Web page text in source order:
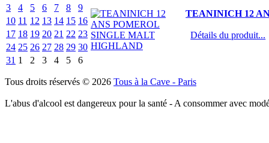
3
4 5 6 7 8
9
10 11 12 13 14 15 16
17 18 19 20 21 22 23
24 25 26 27 28 29 30
31 1 2 3 4 5 6
TEANINICH 12
Détails du produit...
Tous droits réservés © 2026 Tous à la Cave - Paris
L'abus d'alcool est dangereux pour la santé - A consommer avec